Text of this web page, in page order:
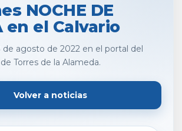
NOCHE DE
en el Calvario
de agosto de 2022 en el portal del
Torres de la Alameda.
Volver a noticias